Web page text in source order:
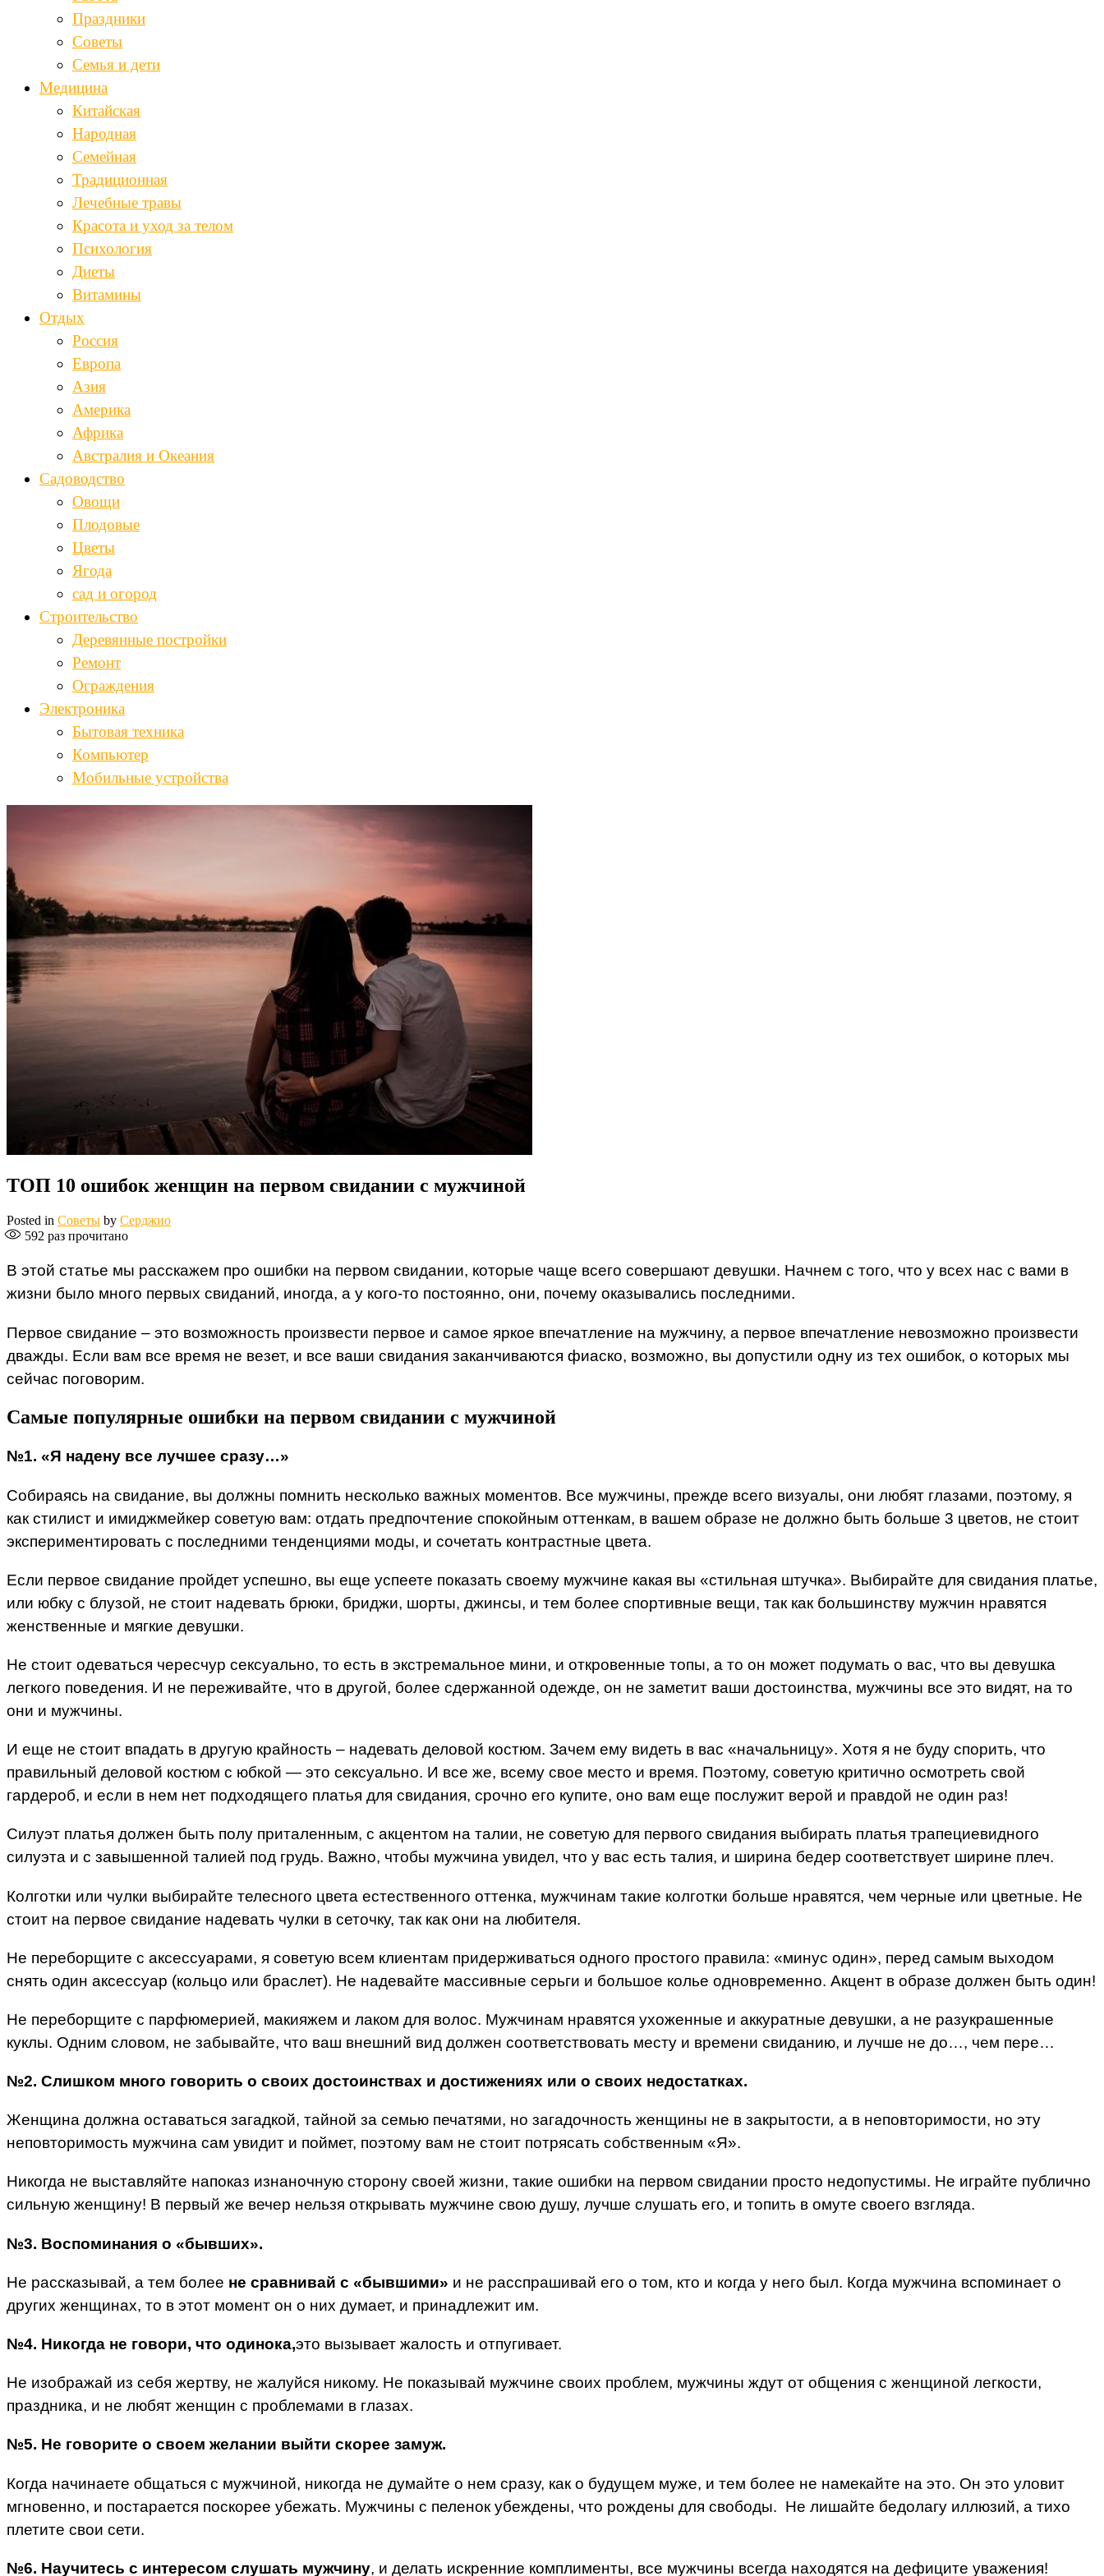
Праздники
Советы
Семья и дети
Медицина
Китайская
Народная
Семейная
Традиционная
Лечебные травы
Красота и уход за телом
Психология
Диеты
Витамины
Отдых
Россия
Европа
Азия
Америка
Африка
Австралия и Океания
Садоводство
Овощи
Плодовые
Цветы
Ягода
сад и огород
Строительство
Деревянные постройки
Ремонт
Ограждения
Электроника
Бытовая техника
Компьютер
Мобильные устройства
ТОП 10 ошибок женщин на первом свидании с мужчиной
Posted in Советы by Серджио
592 раз прочитано
В этой статье мы расскажем про ошибки на первом свидании, которые чаще всего совершают девушки. Начнем с того, что у всех нас с вами в
жизни было много первых свиданий, иногда, а у кого-то постоянно, они, почему оказывались последними.
Первое свидание – это возможность произвести первое и самое яркое впечатление на мужчину, а первое впечатление невозможно произвести
дважды. Если вам все время не везет, и все ваши свидания заканчиваются фиаско, возможно, вы допустили одну из тех ошибок, о которых мы
сейчас поговорим.
Самые популярные ошибки на первом свидании с мужчиной
№1. «Я надену все лучшее сразу…»
Собираясь на свидание, вы должны помнить несколько важных моментов. Все мужчины, прежде всего визуалы, они любят глазами, поэтому, я
как стилист и имиджмейкер советую вам: отдать предпочтение спокойным оттенкам, в вашем образе не должно быть больше 3 цветов, не стоит
экспериментировать с последними тенденциями моды, и сочетать контрастные цвета.
Если первое свидание пройдет успешно, вы еще успеете показать своему мужчине какая вы «стильная штучка». Выбирайте для свидания платье,
или юбку с блузой, не стоит надевать брюки, бриджи, шорты, джинсы, и тем более спортивные вещи, так как большинству мужчин нравятся
женственные и мягкие девушки.
Не стоит одеваться чересчур сексуально, то есть в экстремальное мини, и откровенные топы, а то он может подумать о вас, что вы девушка
легкого поведения. И не переживайте, что в другой, более сдержанной одежде, он не заметит ваши достоинства, мужчины все это видят, на то
они и мужчины.
И еще не стоит впадать в другую крайность – надевать деловой костюм. Зачем ему видеть в вас «начальницу». Хотя я не буду спорить, что
правильный деловой костюм с юбкой — это сексуально. И все же, всему свое место и время. Поэтому, советую критично осмотреть свой
гардероб, и если в нем нет подходящего платья для свидания, срочно его купите, оно вам еще послужит верой и правдой не один раз!
Силуэт платья должен быть полу приталенным, с акцентом на талии, не советую для первого свидания выбирать платья трапециевидного
силуэта и с завышенной талией под грудь. Важно, чтобы мужчина увидел, что у вас есть талия, и ширина бедер соответствует ширине плеч.
Колготки или чулки выбирайте телесного цвета естественного оттенка, мужчинам такие колготки больше нравятся, чем черные или цветные. Не
стоит на первое свидание надевать чулки в сеточку, так как они на любителя.
Не переборщите с аксессуарами, я советую всем клиентам придерживаться одного простого правила: «минус один», перед самым выходом
снять один аксессуар (кольцо или браслет). Не надевайте массивные серьги и большое колье одновременно. Акцент в образе должен быть один!
Не переборщите с парфюмерией, макияжем и лаком для волос. Мужчинам нравятся ухоженные и аккуратные девушки, а не разукрашенные
куклы. Одним словом, не забывайте, что ваш внешний вид должен соответствовать месту и времени свиданию, и лучше не до…, чем пере…
№2. Слишком много говорить о своих достоинствах и достижениях или о своих недостатках.
Женщина должна оставаться загадкой, тайной за семью печатями, но загадочность женщины не в закрытости, а в неповторимости, но эту
неповторимость мужчина сам увидит и поймет, поэтому вам не стоит потрясать собственным «Я».
Никогда не выставляйте напоказ изнаночную сторону своей жизни, такие ошибки на первом свидании просто недопустимы. Не играйте публично
сильную женщину! В первый же вечер нельзя открывать мужчине свою душу, лучше слушать его, и топить в омуте своего взгляда.
№3. Воспоминания о «бывших».
Не рассказывай, а тем более не сравнивай с «бывшими» и не расспрашивай его о том, кто и когда у него был. Когда мужчина вспоминает о
других женщинах, то в этот момент он о них думает, и принадлежит им.
№4. Никогда не говори, что одинока,это вызывает жалость и отпугивает.
Не изображай из себя жертву, не жалуйся никому. Не показывай мужчине своих проблем, мужчины ждут от общения с женщиной легкости,
праздника, и не любят женщин с проблемами в глазах.
№5. Не говорите о своем желании выйти скорее замуж.
Когда начинаете общаться с мужчиной, никогда не думайте о нем сразу, как о будущем муже, и тем более не намекайте на это. Он это уловит
мгновенно, и постарается поскорее убежать. Мужчины с пеленок убеждены, что рождены для свободы. Не лишайте бедолагу иллюзий, а тихо
плетите свои сети.
№6. Научитесь с интересом слушать мужчину, и делать искренние комплименты, все мужчины всегда находятся на дефиците уважения!